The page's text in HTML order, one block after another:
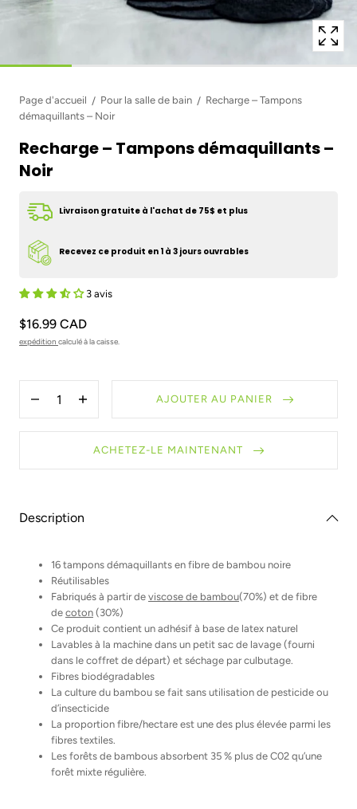
Page d'accueil Pour la salle de bain
Recharge – Tampons
démaquillants – Noir
Recharge – Tampons démaquillants –
Noir
Livraison gratuite à l'achat de 75$ et plus
Recevez ce produit en 1 à 3 jours ouvrables
3 avis
$16.99 CAD
expédition calculé à la caisse.
Diminuer
la
Noir
Augmenter
la
Recharge
AJOUTER AU PANIER
ACHETEZ-LE MAINTENANT
Description
16 tampons démaquillants en fibre de bambou noire
Réutilisables
Fabriqués à partir de viscose de bambou(70%) et de fibre
de coton (30%)
Ce produit contient un adhésif à base de latex naturel
Lavables à la machine dans un petit sac de lavage (fourni
dans le coffret de départ) et séchage par culbutage.
Fibres biodégradables
La culture du bambou se fait sans utilisation de pesticide ou
d’insecticide
La proportion fibre/hectare est une des plus élevée parmi les
fibres textiles.
Les forêts de bambous absorbent 35 % plus de C02 qu’une
forêt mixte régulière.